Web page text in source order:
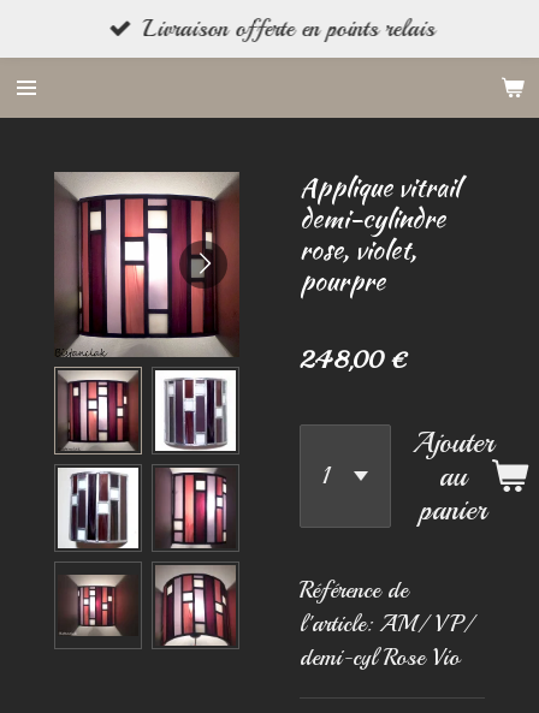
au
contenu
Livraison offerte en points relais
Applique vitrail
demi-cylindre
rose, violet,
pourpre
248,00 €
Ajouter
au
panier
Référence de
l'article: AM/ VP/
demi-cyl Rose Vio